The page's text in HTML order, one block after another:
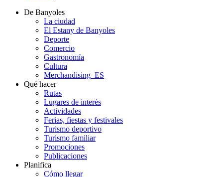
De Banyoles
La ciudad
El Estany de Banyoles
Deporte
Comercio
Gastronomía
Cultura
Merchandising_ES
Qué hacer
Rutas
Lugares de interés
Actividades
Ferias, fiestas y festivales
Turismo deportivo
Turismo familiar
Promociones
Publicaciones
Planifica
Cómo llegar